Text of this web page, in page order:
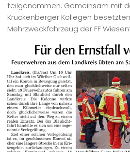
teilgenommen. Gemeinsam mit
Kruckenberger Kollegen
Mehrzweckfahrzeug der FF